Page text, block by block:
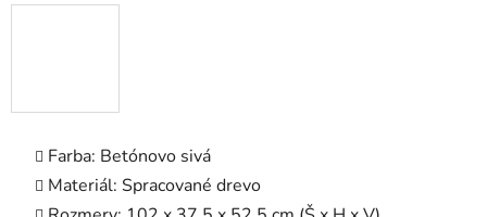
Farba: Betónovo sivá
Materiál: Spracované drevo